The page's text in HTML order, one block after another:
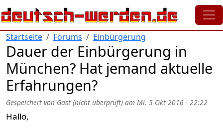
Direkt zum Inhalt
Startseite Forums Einbürgerung
Dauer der Einbürgerung in
München? Hat jemand aktuelle
Erfahrungen?
Gespeichert von Gast (nicht überprüft) am Mi. 5 Okt 2016 - 22:22
Hallo,